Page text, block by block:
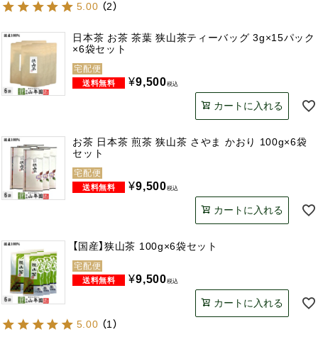
5.00 （2）
日本茶 お茶 茶葉 狭山茶ティーバッグ 3g×15パック
×6袋セット
宅配便
¥9,500税込
カートに入れる
お茶 日本茶 煎茶 狭山茶 さやま かおり 100g×6袋
セット
宅配便
¥9,500税込
カートに入れる
【国産】狭山茶 100g×6袋セット
宅配便
¥9,500税込
カートに入れる
5.00 （1）